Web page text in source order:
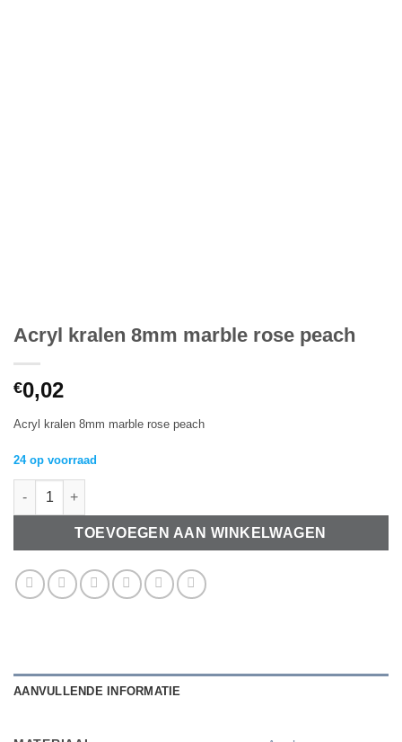
Acryl kralen 8mm marble rose peach
€0,02
Acryl kralen 8mm marble rose peach
24 op voorraad
Acryl kralen 8mm marble rose peach aantal
TOEVOEGEN AAN WINKELWAGEN
AANVULLENDE INFORMATIE